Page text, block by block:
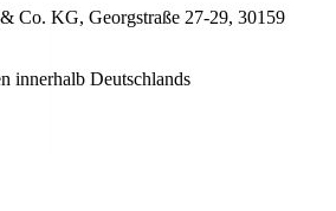
Co. KG, Georgstraße 27-29, 30159
innerhalb Deutschlands